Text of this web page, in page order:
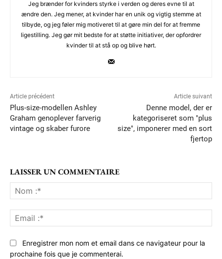
Jeg brænder for kvinders styrke i verden og deres evne til at
ændre den. Jeg mener, at kvinder har en unik og vigtig stemme at
tilbyde, og jeg føler mig motiveret til at gøre min del for at fremme
ligestilling. Jeg gør mit bedste for at støtte initiativer, der opfordrer
kvinder til at stå op og blive hørt.
Article précédent
Plus-size-modellen Ashley
Graham genoplever farverig
vintage og skaber furore
Article suivant
Denne model, der er
kategoriseret som "plus
size", imponerer med en sort
fjertop
LAISSER UN COMMENTAIRE
:*
:*
Enregistrer mon nom et email dans ce navigateur pour la
prochaine fois que je commenterai.